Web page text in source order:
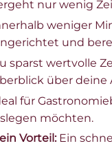
nur wenig
weniger
und
sparst wertvolle
über deine
für
möchten.
Vorteil:Ein